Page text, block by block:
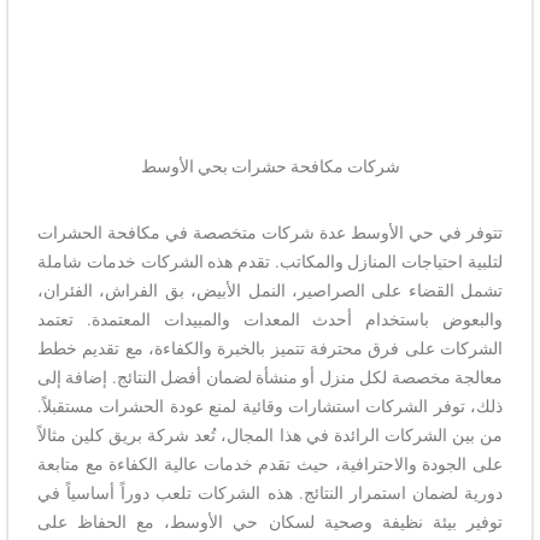
شركات مكافحة حشرات بحي الأوسط​
تتوفر في حي الأوسط عدة شركات متخصصة في مكافحة الحشرات
لتلبية احتياجات المنازل والمكاتب. تقدم هذه الشركات خدمات شاملة
تشمل القضاء على الصراصير، النمل الأبيض، بق الفراش، الفئران،
والبعوض باستخدام أحدث المعدات والمبيدات المعتمدة. تعتمد
الشركات على فرق محترفة تتميز بالخبرة والكفاءة، مع تقديم خطط
معالجة مخصصة لكل منزل أو منشأة لضمان أفضل النتائج. إضافة إلى
ذلك، توفر الشركات استشارات وقائية لمنع عودة الحشرات مستقبلاً.
من بين الشركات الرائدة في هذا المجال، تُعد شركة بريق كلين مثالاً
على الجودة والاحترافية، حيث تقدم خدمات عالية الكفاءة مع متابعة
دورية لضمان استمرار النتائج. هذه الشركات تلعب دوراً أساسياً في
توفير بيئة نظيفة وصحية لسكان حي الأوسط، مع الحفاظ على